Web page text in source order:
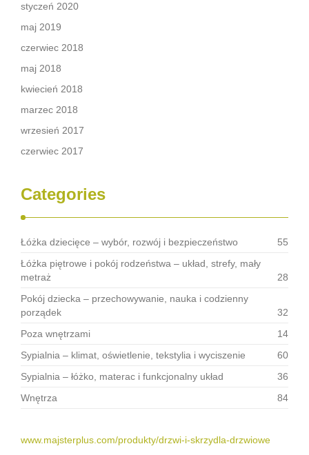
styczeń 2020
maj 2019
czerwiec 2018
maj 2018
kwiecień 2018
marzec 2018
wrzesień 2017
czerwiec 2017
Categories
Łóżka dziecięce – wybór, rozwój i bezpieczeństwo
55
Łóżka piętrowe i pokój rodzeństwa – układ, strefy, mały
metraż
28
Pokój dziecka – przechowywanie, nauka i codzienny
porządek
32
Poza wnętrzami
14
Sypialnia – klimat, oświetlenie, tekstylia i wyciszenie
60
Sypialnia – łóżko, materac i funkcjonalny układ
36
Wnętrza
84
www.majsterplus.com/produkty/drzwi-i-skrzydla-drzwiowe